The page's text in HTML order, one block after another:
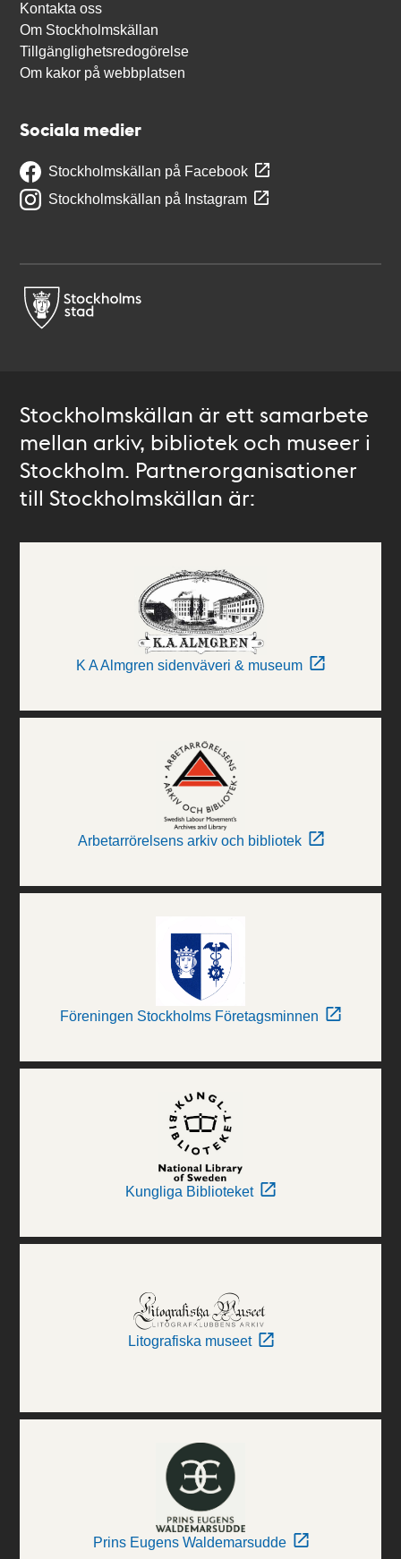
Kontakta oss
Om Stockholmskällan
Tillgänglighetsredogörelse
Om kakor på webbplatsen
Sociala medier
Stockholmskällan på Facebook
Stockholmskällan på Instagram
Stockholmskällan är ett samarbete
mellan arkiv, bibliotek och museer i
Stockholm. Partnerorganisationer
till Stockholmskällan är:
K A Almgren sidenväveri & museum
Arbetarrörelsens arkiv och bibliotek
Föreningen Stockholms Företagsminnen
Kungliga Biblioteket
Litografiska museet
Prins Eugens Waldemarsudde